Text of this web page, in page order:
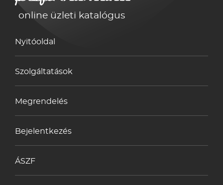
online üzleti katalógus
Nyitóoldal
Szolgáltatások
Megrendelés
Bejelentkezés
ÁSZF